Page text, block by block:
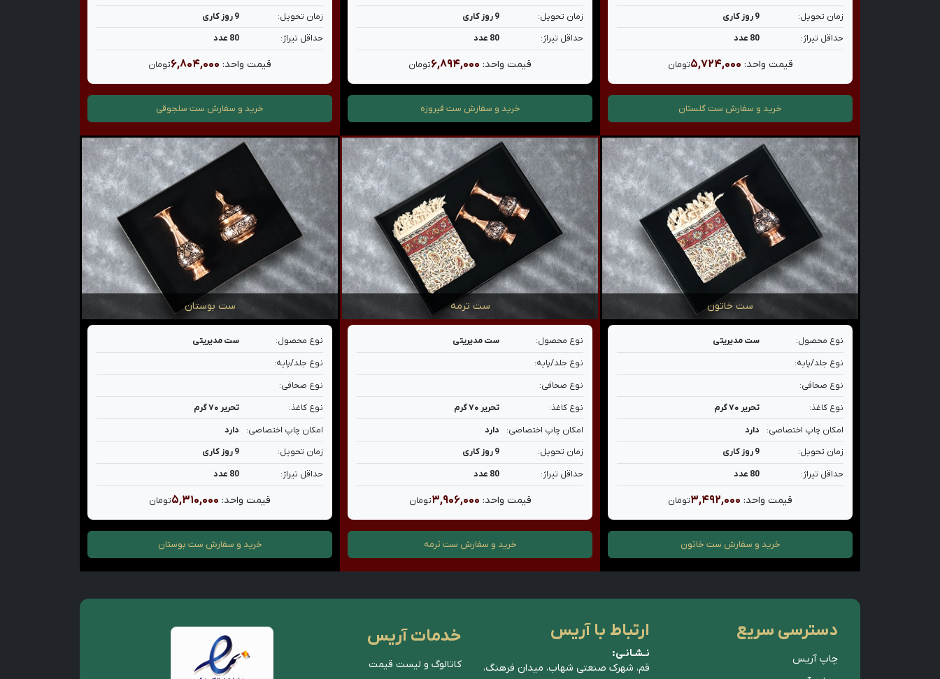
زمان تحویل:
9 روز کاری
حداقل تیراژ:
80 عدد
قیمت واحد: ۵,۷۲۴,۰۰۰تومان
خرید و سفارش ست گلستان
زمان تحویل:
9 روز کاری
حداقل تیراژ:
80 عدد
قیمت واحد: ۶,۸۹۴,۰۰۰تومان
خرید و سفارش ست فیروزه
زمان تحویل:
9 روز کاری
حداقل تیراژ:
80 عدد
قیمت واحد: ۶,۸۰۴,۰۰۰تومان
خرید و سفارش ست سلجوقی
ست خاتون
نوع محصول:
ست مدیریتی
نوع جلد/پایه:
نوع صحافی:
نوع کاغذ:
تحریر ۷۰ گرم
امکان چاپ اختصاصی:
دارد
زمان تحویل:
9 روز کاری
حداقل تیراژ:
80 عدد
قیمت واحد: ۳,۴۹۲,۰۰۰تومان
خرید و سفارش ست خاتون
ست ترمه
نوع محصول:
ست مدیریتی
نوع جلد/پایه:
نوع صحافی:
نوع کاغذ:
تحریر ۷۰ گرم
امکان چاپ اختصاصی:
دارد
زمان تحویل:
9 روز کاری
حداقل تیراژ:
80 عدد
قیمت واحد: ۳,۹۰۶,۰۰۰تومان
خرید و سفارش ست ترمه
ست بوستان
نوع محصول:
ست مدیریتی
نوع جلد/پایه:
نوع صحافی:
نوع کاغذ:
تحریر ۷۰ گرم
امکان چاپ اختصاصی:
دارد
زمان تحویل:
9 روز کاری
حداقل تیراژ:
80 عدد
قیمت واحد: ۵,۳۱۰,۰۰۰تومان
خرید و سفارش ست بوستان
دسترسی سریع
چاپ آریس
ارتباط با آریس
نـشـانـی:
قم، شهرک صنعتی شهاب، میدان فرهنگ،
خدمات آریس
کاتالوگ و لیست قیمت